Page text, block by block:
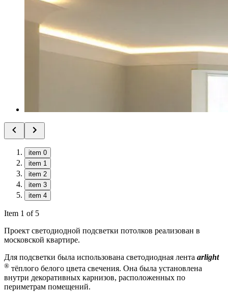
item 0
item 1
item 2
item 3
item 4
Item 1 of 5
Проект светодиодной подсветки потолков реализован в
московской квартире.
Для подсветки была использована светодиодная лента arlight
® тёплого белого цвета свечения. Она была установлена
внутри декоративных карнизов, расположенных по
периметрам помещений.